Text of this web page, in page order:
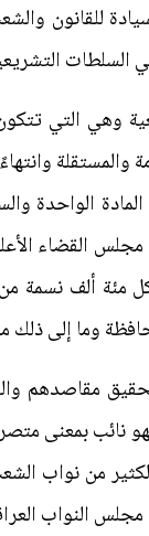
للقانون
السلطات
وهي التي
والمستقلة
الواحدة
القضاء
مئة ألف نسمة
وما إلى
تحقيق مقاصدهم
نائب بمعنى
من نواب
النواب